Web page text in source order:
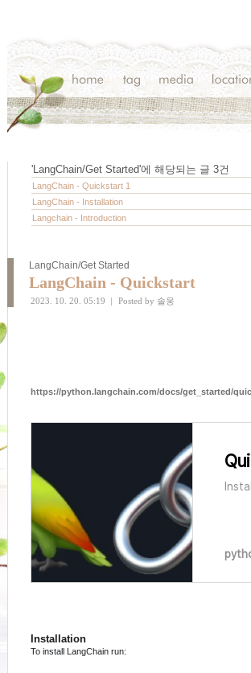
'LangChain/Get Started'에 해당되는 글 3건
LangChain - Quickstart 1
LangChain - Installation
Langchain - Introduction
LangChain/Get Started
LangChain - Quickstart
2023. 10. 20. 05:19 | Posted by 솔웅
https://python.langchain.com/docs/get_started/
Installation
To install LangChain run: